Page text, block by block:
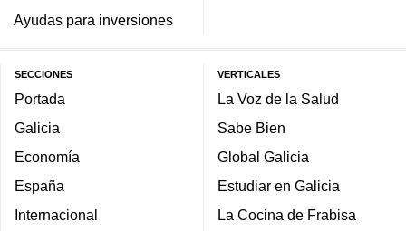
Ayudas para inversiones
SECCIONES
Portada
Galicia
Economía
España
Internacional
VERTICALES
La Voz de la Salud
Sabe Bien
Global Galicia
Estudiar en Galicia
La Cocina de Frabisa